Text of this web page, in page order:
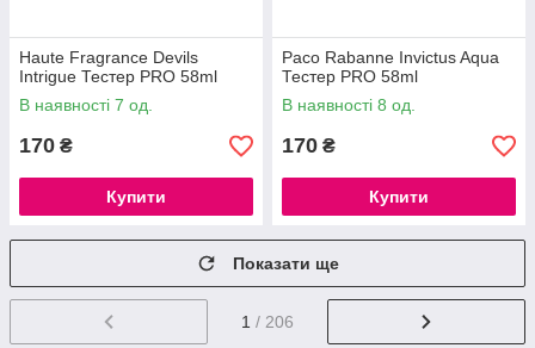
Haute Fragrance Devils
Intrigue Тестер PRO 58ml
В наявності 7 од.
170 ₴
Купити
Paco Rabanne Invictus Aqua
Тестер PRO 58ml
В наявності 8 од.
170 ₴
Купити
Показати ще
1 / 206